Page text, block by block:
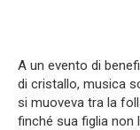
A un evento di
di cristallo, musica
si muoveva tra la
finché sua figlia non